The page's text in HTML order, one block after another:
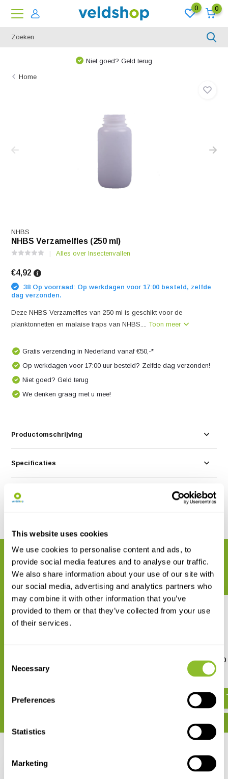
This website uses cookies
We use cookies to personalise content and ads, to
provide social media features and to analyse our traffic.
We also share information about your use of our site with
our social media, advertising and analytics partners who
may combine it with other information that you’ve
provided to them or that they’ve collected from your use
of their services.
Selection
Necessary
Preferences
Statistics
Marketing
0 0
Niet goed? Geld terug
Home
NHBS
NHBS Verzamelfles (250 ml)
Alles over Insectenvallen
€4,92
38 Op voorraad: Op werkdagen voor 17:00 besteld, zelfde
dag verzonden.
Deze NHBS Verzamelfles van 250 ml is geschikt voor de
planktonnetten en malaise traps van NHBS....Toon meer
Gratis verzending in Nederland vanaf €50,-*
Op werkdagen voor 17:00 uur besteld? Zelfde dag verzonden!
Niet goed? Geld terug
We denken graag met u mee!
Productomschrijving
Specificaties
Reviews
GERELATEERDE PRODUCTEN
Maak uw bestelling compleet
NHBS Planktonnet 250
Frame